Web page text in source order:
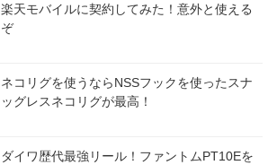
楽天モバイルに契約してみた！意外と使える
ぞ
ネコリグを使うならNSSフックを使ったスナ
ッグレスネコリグが最高！
ダイワ歴代最強リール！ファントムPT10Eを